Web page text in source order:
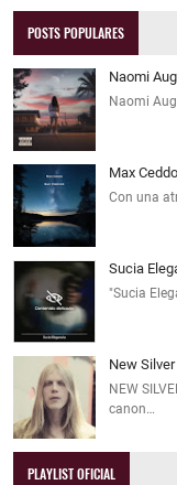
POSTS POPULARES
Naomi
Naomi
Max
Con una
Sucia
"Sucia
New
NEW
canon…
PLAYLIST OFICIAL